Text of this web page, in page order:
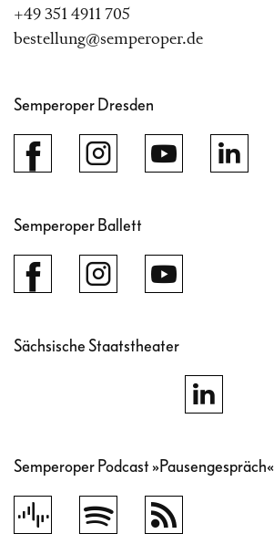
+49 351 4911 705
bestellung@semperoper.de
Semperoper Dresden
Semperoper Ballett
Sächsische Staatstheater
Semperoper Podcast »Pausengespräch«